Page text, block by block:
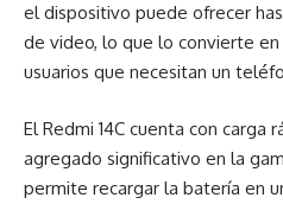
el dispositivo puede ofrecer
de video, lo que lo convierte
usuarios que necesitan un
El Redmi 14C cuenta con carga
agregado significativo en la
permite recargar la batería en